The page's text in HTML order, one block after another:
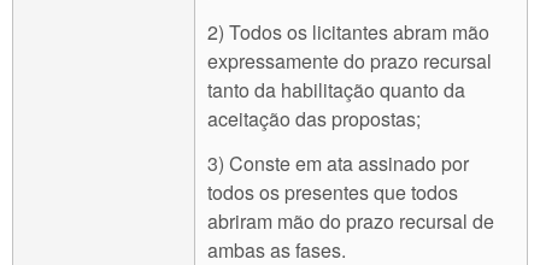
2) Todos os licitantes abram mão
expressamente do prazo recursal
tanto da habilitação quanto da
aceitação das propostas;
3) Conste em ata assinado por
todos os presentes que todos
abriram mão do prazo recursal de
ambas as fases.